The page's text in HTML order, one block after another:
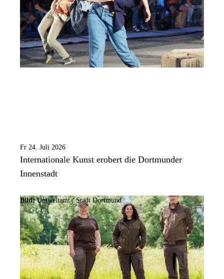
Fr 24. Juli 2026
Internationale Kunst erobert die Dortmunder
Innenstadt
Bild:Umweltamt /Stadt Dortmund